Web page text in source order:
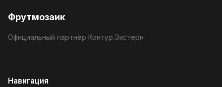
Фрутмозаик
Официальный партнёр Контур.Экстерн
Навигация